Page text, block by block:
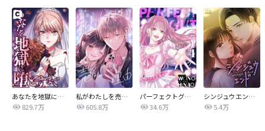
あなたを地獄に堕とすまで
829.7万
私がわたしを売る理由
605.8万
パーフェクトグリッター
34.6万
シンジュウエンド【タテヨミ】
5.4万